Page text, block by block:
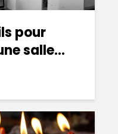
pour
salle...